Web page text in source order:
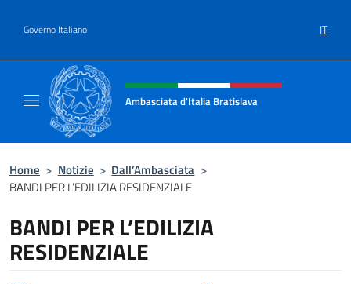
Governo Italiano IT
Intestazione sito, social e menù
Ambasciata d'Italia Bratislava
Home > Notizie > Dall’Ambasciata >
BANDI PER L’EDILIZIA RESIDENZIALE
BANDI PER L’EDILIZIA
RESIDENZIALE